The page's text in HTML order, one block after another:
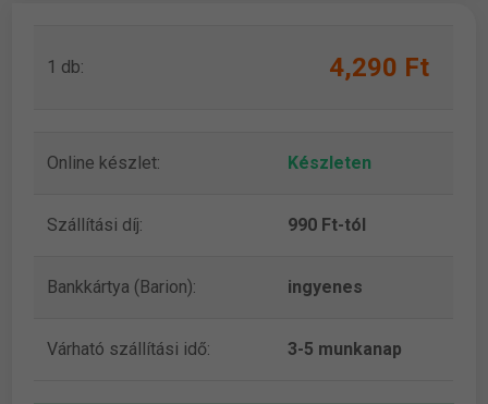
1 db: 4,290 Ft
Online készlet: Készleten
Szállítási díj: 990 Ft-tól
Bankkártya (Barion): ingyenes
Várható szállítási idő: 3-5 munkanap